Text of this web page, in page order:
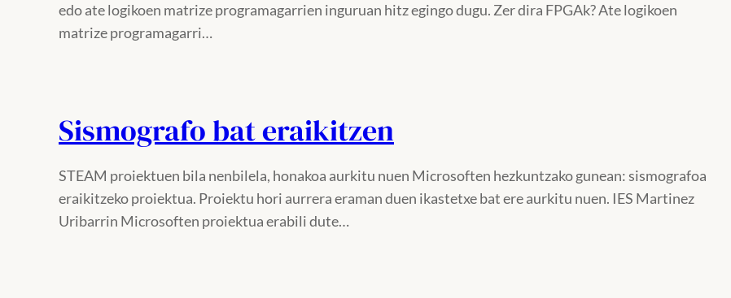
edo ate logikoen matrize programagarrien inguruan hitz egingo dugu. Zer dira FPGAk? Ate logikoen
matrize programagarri…
Sismografo bat eraikitzen
STEAM proiektuen bila nenbilela, honakoa aurkitu nuen Microsoften hezkuntzako gunean: sismografoa
eraikitzeko proiektua. Proiektu hori aurrera eraman duen ikastetxe bat ere aurkitu nuen. IES Martinez
Uribarrin Microsoften proiektua erabili dute…